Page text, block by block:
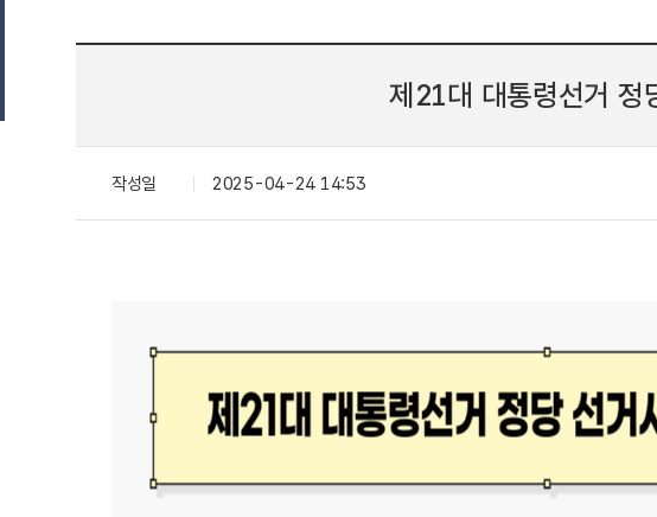
제21대 대통령선거 정
작성일 2025-04-24 14:53